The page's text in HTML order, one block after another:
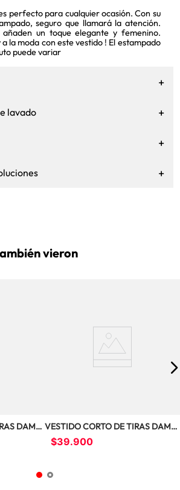
perfecto para cualquier ocasión. Con su
seguro que llamará la atención.
añaden un toque elegante y femenino.
a la moda con este vestido ! El estampado
puede variar
lavado
vieron
DAMA VESTIDO CORTO DE TIRAS DAMA
MV2203
$39.900